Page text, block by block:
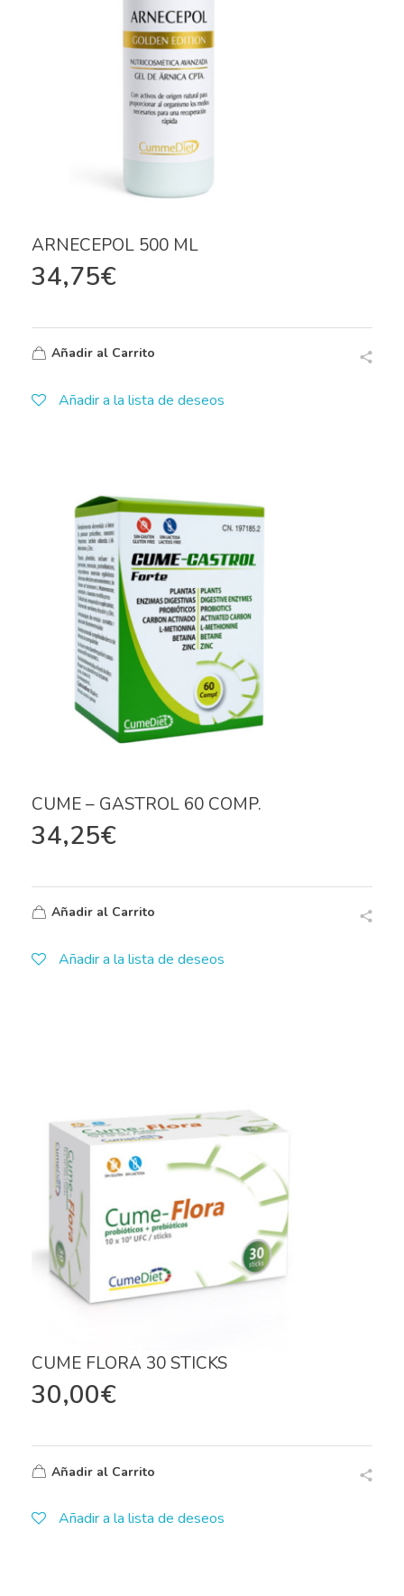
ARNECEPOL 500 ML
34,75€
Añadir al Carrito
Añadir a la lista de deseos
CUME – GASTROL 60 COMP.
34,25€
Añadir al Carrito
Añadir a la lista de deseos
CUME FLORA 30 STICKS
30,00€
Añadir al Carrito
Añadir a la lista de deseos